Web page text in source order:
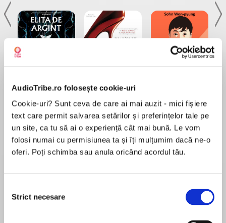
AudioTribe.ro folosește cookie-uri
Cookie-uri? Sunt ceva de care ai mai auzit - mici fișiere
text care permit salvarea setărilor și preferințelor tale pe
un site, ca tu să ai o experiență cât mai bună. Le vom
folosi numai cu permisiunea ta și îți mulțumim dacă ne-o
oferi. Poți schimba sau anula oricând acordul tău.
consimțământului
Strict necesare
de...
Dani Francis
la...
Lauren Weisberger
Desprecarte
The former editor of Mashable and cofounder of
how we can leverage them to draw and retain
attention for our ideas, work, companies, and